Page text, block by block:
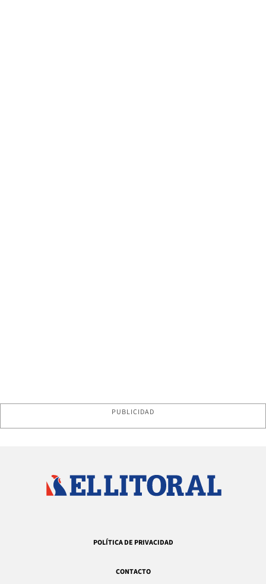
PUBLICIDAD
POLÍTICA DE PRIVACIDAD
CONTACTO